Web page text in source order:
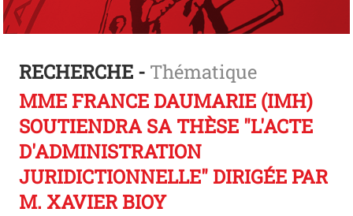
RECHERCHE - Thématique
MME FRANCE DAUMARIE (IMH)
SOUTIENDRA SA THÈSE "L'ACTE
D'ADMINISTRATION
JURIDICTIONNELLE" DIRIGÉE PAR
M. XAVIER BIOY